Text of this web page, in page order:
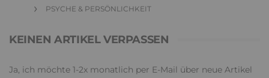
PSYCHE & PERSÖNLICHKEIT
KEINEN ARTIKEL VERPASSEN
Ja, ich möchte 1-2x monatlich per E-Mail über neue Artikel